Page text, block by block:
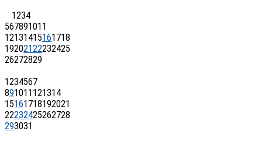
1234
567891011
12131415161718
19202122232425
26272829
1234567
891011 121314
15161718192021
22232425262728
293031